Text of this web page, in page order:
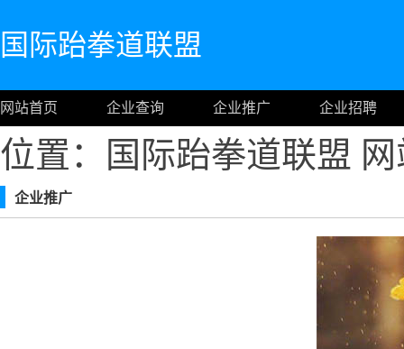
国际跆拳道联盟
网站首页 企业查询 企业推广 企业招聘
位置：国际跆拳道联盟
企业推广